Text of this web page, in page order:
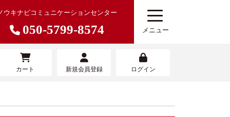
ウキナビコミュニケーションセンター
050-5799-8574 メニュー
農機を売りたい
カート 新規会員登録 ログイン